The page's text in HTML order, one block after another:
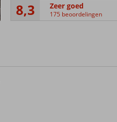
8,3 Zeer goed
175 beoordelingen